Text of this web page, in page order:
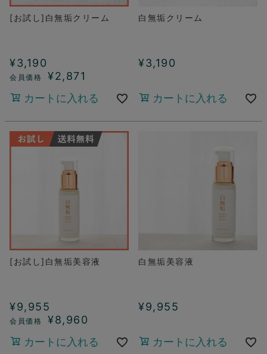
[お試し]白無垢クリーム
¥3,190
¥2,871
カートに入れる
白無垢クリーム
¥3,190
カートに入れる
[お試し]白無垢美容液
¥9,955
¥8,960
カートに入れる
白無垢美容液
¥9,955
カートに入れる